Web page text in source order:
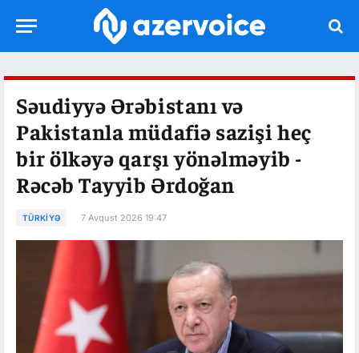
Səudiyyə Ərəbistanı və
Pakistanla müdafiə sazişi heç
bir ölkəyə qarşı yönəlməyib -
Rəcəb Tayyib Ərdoğan
TÜRKIYƏ 7 Avqust 2026 19:47